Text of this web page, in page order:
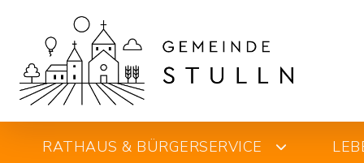
RATHAUS & BÜRGERSERVICE